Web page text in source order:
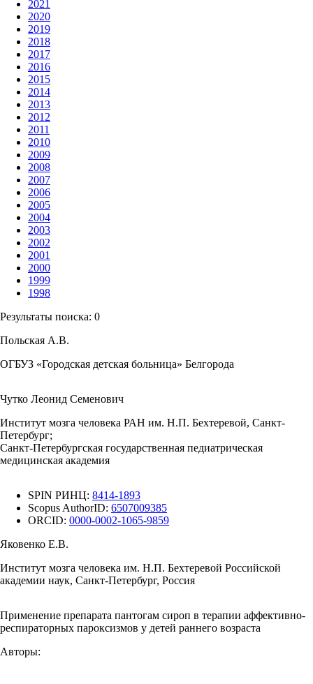
2021
2020
2019
2018
2017
2016
2015
2014
2013
2012
2011
2010
2009
2008
2007
2006
2005
2004
2003
2002
2001
2000
1999
1998
Результаты поиска: 0
Польская А.В.
ОГБУЗ «Городская детская больница» Белгорода
Чутко Леонид Семенович
Институт мозга человека РАН им. Н.П. Бехтеревой, Санкт-
Петербург;
Санкт-Петербургская государственная педиатрическая
медицинская академия
SPIN РИНЦ: 8414-1893
Scopus AuthorID: 6507009385
ORCID: 0000-0002-1065-9859
Яковенко Е.В.
Институт мозга человека им. Н.П. Бехтеревой Российской
академии наук, Санкт-Петербург, Россия
Применение препарата пантогам сироп в терапии аффективно-
респираторных пароксизмов у детей раннего возраста
Авторы: